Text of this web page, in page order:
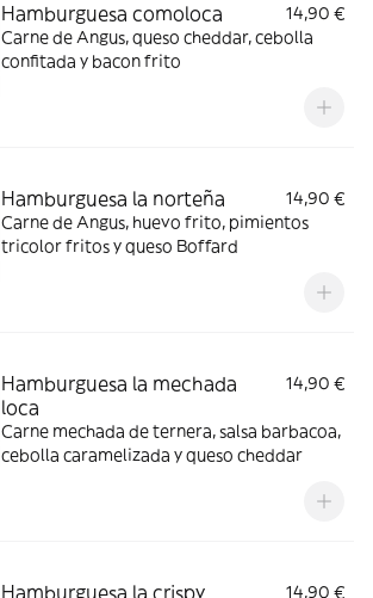
Hamburguesa comoloca
14,90 €
Carne de Angus, queso cheddar, cebolla
confitada y bacon frito
Hamburguesa la norteña
14,90 €
Carne de Angus, huevo frito, pimientos
tricolor fritos y queso Boffard
Hamburguesa la mechada
loca
14,90 €
Carne mechada de ternera, salsa barbacoa,
cebolla caramelizada y queso cheddar
Hamburguesa la crispy 14,90 €